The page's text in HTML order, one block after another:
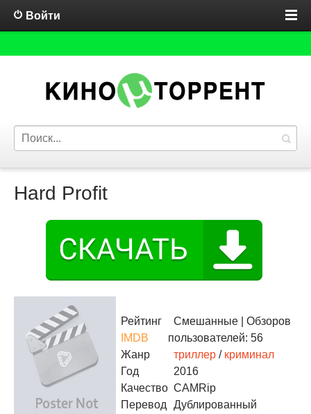
Войти
Hard Profit
Рейтинг
IMDB
Смешанные | Обзоров
пользователей: 56
Жанр
триллер / криминал
Год
2016
Качество CAMRip
Перевод
Дублированный